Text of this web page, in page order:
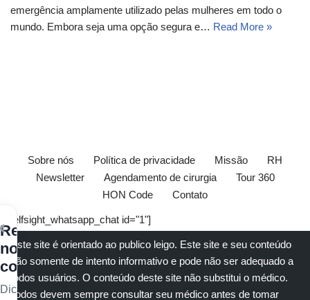
emergência amplamente utilizado pelas mulheres em todo o
mundo. Embora seja uma opção segura e… Read More »
Sobre nós Política de privacidade Missão
RH
Newsletter
Agendamento de cirurgia
Tour 360
HON Code
Contato
[elfsight_whatsapp_chat id="1"]
Este site é orientado ao publico leigo. Este site e seu conteúdo
são somente de intento informativo e pode não ser adequado a
todos usuários. O conteúdo deste site não substitui o médico.
Todos devem sempre consultar seu médico antes de tomar
Receba
nossos
conteúdos
Dicas